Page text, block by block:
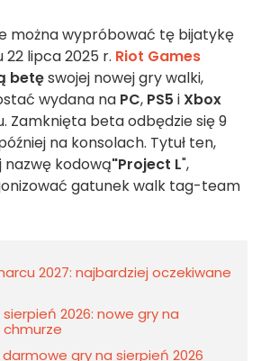
można wypróbować tę bijatykę
22 lipca 2025 r. Riot Games
betęswojej nowej gry walki,
wydana na PC, PS5 iXbox
Zamknięta beta odbędzie się 9
na konsolach. Tytuł ten,
nazwę kodową"Project L",
gatunek walk tag-team
2027: najbardziej oczekiwane
2026: nowe gry na
chmurze
gry na sierpień 2026